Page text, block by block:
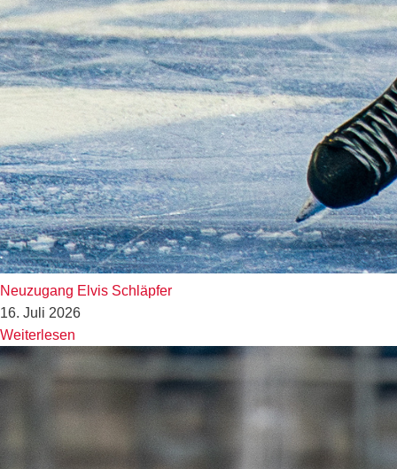
Neuzugang Elvis Schläpfer
16. Juli 2026
Weiterlesen